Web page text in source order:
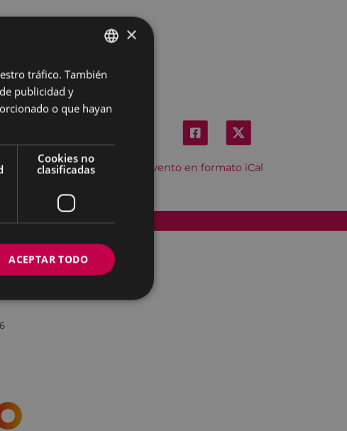
Descargar el evento en formato iCal
Accesibilidad
BASQUE
×
tráfico. También
publicidad y
o que hayan
Cookies no
clasificadas
ACEPTAR TODO